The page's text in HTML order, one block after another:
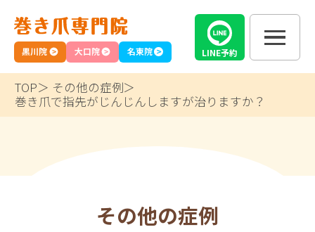
名東院
黒川院 大口院 LINE予約
TOP
その他の症例
巻き爪で指先がじんじんしますが治りますか？
その他の症例